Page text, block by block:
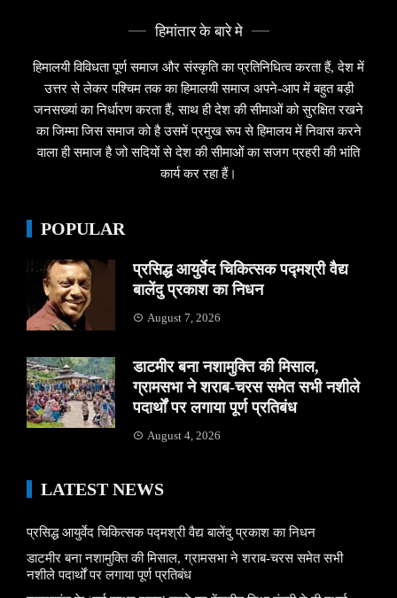
हिमांतार के बारे मे
हिमालयी विविधता पूर्ण समाज और संस्कृति का प्रतिनिधित्व करता हैं, देश में
उत्तर से लेकर पश्चिम तक का हिमालयी समाज अपने-आप में बहुत बड़ी
जनसख्यां का निर्धारण करता हैं, साथ ही देश की सीमाओं को सुरक्षित रखने
का जिम्मा जिस समाज को है उसमें प्रमुख रूप से हिमालय में निवास करने
वाला ही समाज है जो सदियों से देश की सीमाओं का सजग प्रहरी की भांति
कार्य कर रहा हैं।
POPULAR
प्रसिद्ध आयुर्वेद चिकित्सक पद्मश्री वैद्य
बालेंदु प्रकाश का निधन
August 7, 2026
डाटमीर बना नशामुक्ति की मिसाल,
ग्रामसभा ने शराब-चरस समेत सभी नशीले
पदार्थों पर लगाया पूर्ण प्रतिबंध
August 4, 2026
LATEST NEWS
प्रसिद्ध आयुर्वेद चिकित्सक पद्मश्री वैद्य बालेंदु प्रकाश का निधन
डाटमीर बना नशामुक्ति की मिसाल, ग्रामसभा ने शराब-चरस समेत सभी
नशीले पदार्थों पर लगाया पूर्ण प्रतिबंध